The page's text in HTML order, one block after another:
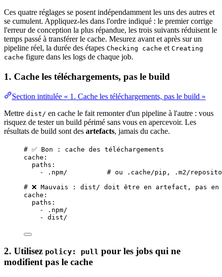
Ces quatre réglages se posent indépendamment les uns des autres et
se cumulent. Appliquez-les dans l'ordre indiqué : le premier corrige
l'erreur de conception la plus répandue, les trois suivants réduisent le
temps passé à transférer le cache. Mesurez avant et après sur un
pipeline réel, la durée des étapes Checking cache et Creating
cache figure dans les logs de chaque job.
1. Cache les téléchargements, pas le build
Section intitulée « 1. Cache les téléchargements, pas le build »
Mettre dist/ en cache le fait remonter d'un pipeline à l'autre : vous
risquez de tester un build périmé sans vous en apercevoir. Les
résultats de build sont des artefacts, jamais du cache.
# ✅ Bon : cache des téléchargements
cache :
paths :
-
.npm/
# ou .cache/pip, .m2/
# ❌ Mauvais : dist/ doit être en artefact, pas en
cache :
paths :
-
.npm/
- dist/
2. Utilisez policy: pull pour les jobs qui ne
modifient pas le cache